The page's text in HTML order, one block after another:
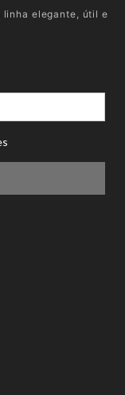
elegante, útil e